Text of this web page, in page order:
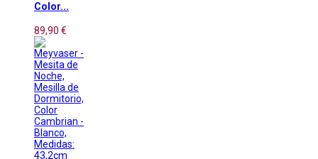
Color...
89,90 €